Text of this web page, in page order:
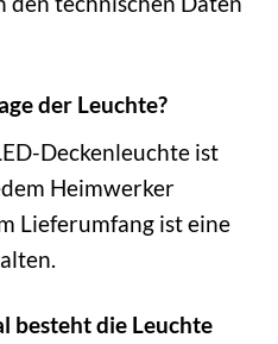
der Leuchte?
Deckenleuchte ist
Heimwerker
Lieferumfang ist eine
besteht die Leuchte